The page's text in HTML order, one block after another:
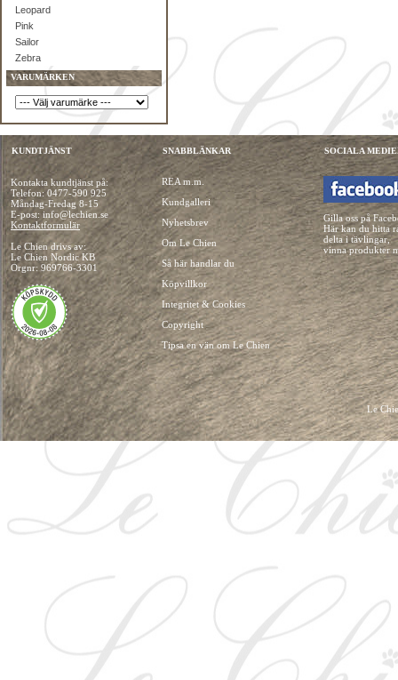
Leopard
Pink
Sailor
Zebra
VARUMÄRKEN
KUNDTJÄNST
Kontakta kundtjänst på:
Telefon:0477-590 925
Måndag-Fredag 8-15
E-post: info@lechien.se
Kontaktformulär
Le Chien drivs av:
Le Chien Nordic KB
Orgnr: 969766-3301
SNABBLÄNKAR
REA m.m.
Kundgalleri
Nyhetsbrev
Om Le Chien
Så här handlar du
Köpvillkor
Integritet & Cookies
Copyright
Tipsa en vän om Le Chien
SOCIALA
Gilla oss på
Här kan du hitta
delta i tävlingar,
vinna produkter
Le
HUNDKLÄDER, HUNDVÄSKOR, HUNDACCESSOARER, HUND KLÄDER,